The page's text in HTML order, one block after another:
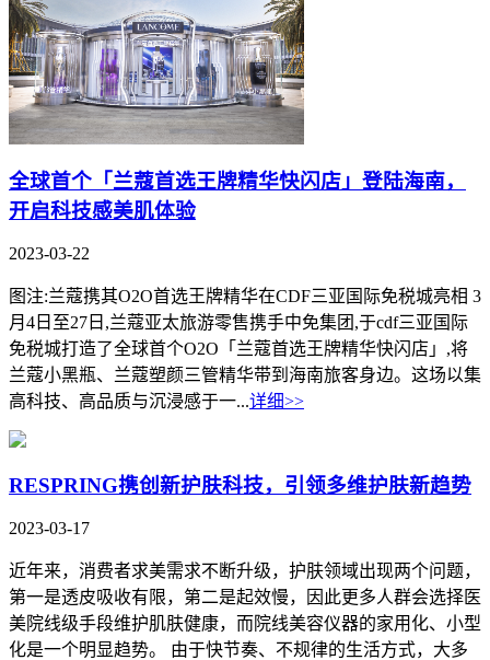
全球首个「兰蔻首选王牌精华快闪店」登陆海南，
开启科技感美肌体验
2023-03-22
图注:兰蔻携其O2O首选王牌精华在CDF三亚国际免税城亮相 3
月4日至27日,兰蔻亚太旅游零售携手中免集团,于cdf三亚国际
免税城打造了全球首个O2O「兰蔻首选王牌精华快闪店」,将
兰蔻小黑瓶、兰蔻塑颜三管精华带到海南旅客身边。这场以集
高科技、高品质与沉浸感于一...详细>>
RESPRING携创新护肤科技，引领多维护肤新趋势
2023-03-17
近年来，消费者求美需求不断升级，护肤领域出现两个问题，
第一是透皮吸收有限，第二是起效慢，因此更多人群会选择医
美院线级手段维护肌肤健康，而院线美容仪器的家用化、小型
化是一个明显趋势。 由于快节奏、不规律的生活方式，大多